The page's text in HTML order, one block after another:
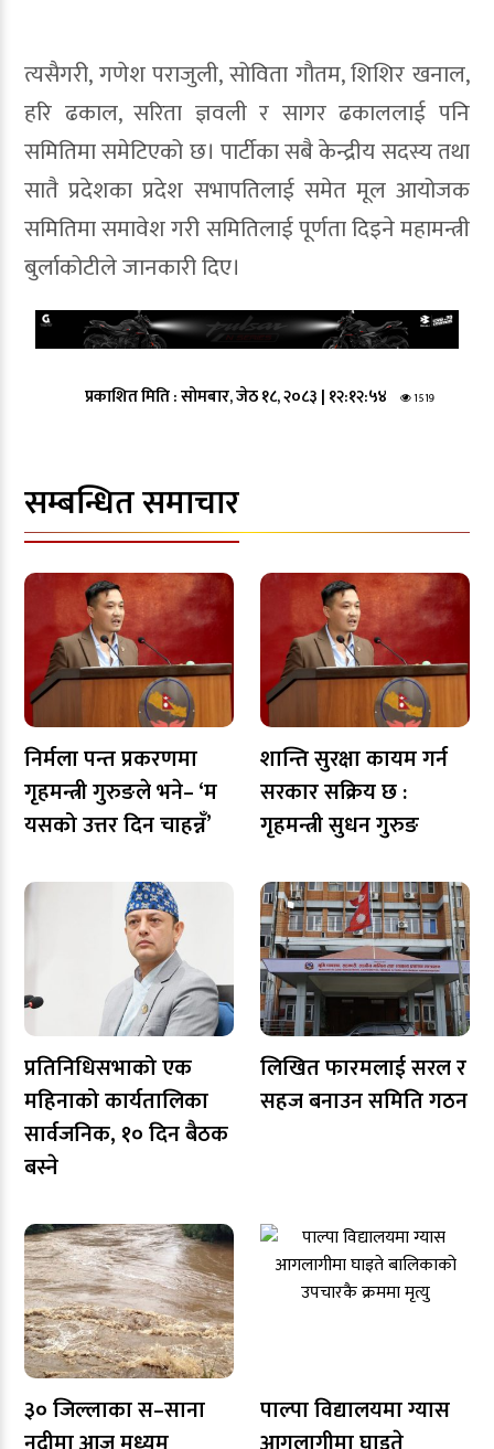
त्यसैगरी, गणेश पराजुली, सोविता गौतम, शिशिर खनाल,
हरि ढकाल, सरिता ज्ञवली र सागर ढकाललाई पनि
समितिमा समेटिएको छ। पार्टीका सबै केन्द्रीय सदस्य तथा
सातै प्रदेशका प्रदेश सभापतिलाई समेत मूल आयोजक
समितिमा समावेश गरी समितिलाई पूर्णता दिइने महामन्त्री
बुर्लाकोटीले जानकारी दिए।
प्रकाशित मिति :सोमबार, जेठ १८, २०८३ | १२:१२:५४ 1519
सम्बन्धित समाचार
निर्मला पन्त प्रकरणमा
गृहमन्त्री गुरुङले भने– ‘म
यसको उत्तर दिन चाहन्नँ’
शान्ति सुरक्षा कायम गर्न
सरकार सक्रिय छ :
गृहमन्त्री सुधन गुरुङ
प्रतिनिधिसभाको एक
महिनाको कार्यतालिका
सार्वजनिक, १० दिन बैठक
बस्ने
लिखित फारमलाई सरल र
सहज बनाउन समिति गठन
३० जिल्लाका स–साना
पाल्पा विद्यालयमा ग्यास